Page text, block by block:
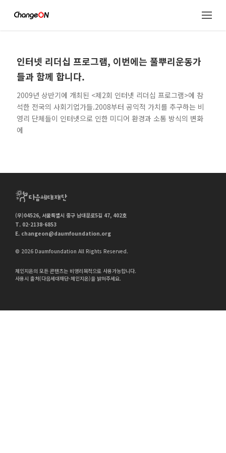
인터넷 리더십 프로그램, 이번에는 풀뿌리운동가
들과 함께 합니다.
2009년 상반기에 개최된 <제2회 인터넷 리더십 프로그램>에 참
석한 전국의 사회기업가들.2008부터 공익적 가치를 추구하는 비
영리 단체들이 인터넷으로 인한 미디어 환경과 소통 방식의 변화
에
(우)04526, 서울특별시 중구 남대문로5길 47, 402호
T. 02-2138-6853
E. changeon@daumfoundation.org
© 2026 Daumfoundation All Rights Reserved.
체인지온의 모든 콘텐츠는 비영리목적으로 사용가능합니다.
사용시 출처(다음세대재단-체인지온)을 밝혀주세요.